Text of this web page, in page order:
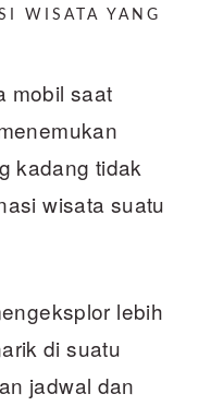
WISATA YANG
mobil saat
kadang tidak
wisata suatu
lebih
di suatu
jadwal dan